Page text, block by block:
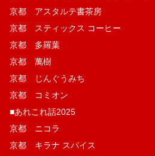
京都 アスタルテ書茶房
京都 スティックス コーヒー
京都 多羅葉
京都 萬樹
京都 じんぐうみち
京都 コミオン
■あれこれ話2025
京都 ニコラ
京都 キラナ スパイス